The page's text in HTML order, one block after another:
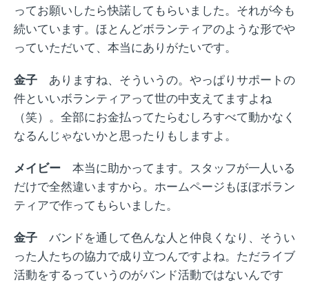
ってお願いしたら快諾してもらいました。それが今も
続いています。 ほとんどボランティアのような形でや
っていただいて、本当にありがたいです。
金子 ありますね、そういうの。やっぱりサポートの
件といいボランティアって世の中支えてますよね
（笑）。全部にお金払ってたらむしろすべて動かなく
なるんじゃないかと思ったりもしますよ。
メイビー 本当に助かってます。スタッフが一人いる
だけで全然違いますから。ホームページもほぼボラン
ティアで作ってもらいました。
金子 バンドを通して色んな人と仲良くなり、そうい
った人たちの協力で成り立つんですよね。ただライブ
活動をするっていうのがバンド活動ではないんです